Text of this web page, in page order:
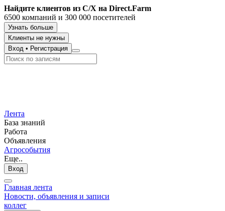
Найдите клиентов из С/Х на Direct.Farm
6500 компаний и 300 000 посетителей
Узнать больше
Клиенты не нужны
Вход • Регистрация
Лента
База знаний
Работа
Объявления
Агрособытия
Еще..
Вход
Главная лента
Новости, объявления и записи
коллег